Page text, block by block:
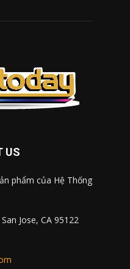
US
phẩm của Hệ Thống
Jose, CA 95122